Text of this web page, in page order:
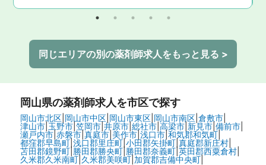
同じエリアの別の薬剤師求人をもっと見る >
岡山県の薬剤師求人を市区で探す
岡山市北区| 岡山市中区| 岡山市東区| 岡山市南区| 倉敷市|
津山市| 玉野市| 笠岡市| 井原市| 総社市| 高梁市| 新見市| 備前市|
瀬戸内市| 赤磐市| 真庭市| 美作市| 浅口市| 和気郡和気町|
都窪郡早島町| 浅口郡里庄町| 小田郡矢掛町| 真庭郡新庄村|
苫田郡鏡野町|勝田郡勝央町|勝田郡奈義町|英田郡西粟倉村|
久米郡久米南町| 久米郡美咲町| 加賀郡吉備中央町|